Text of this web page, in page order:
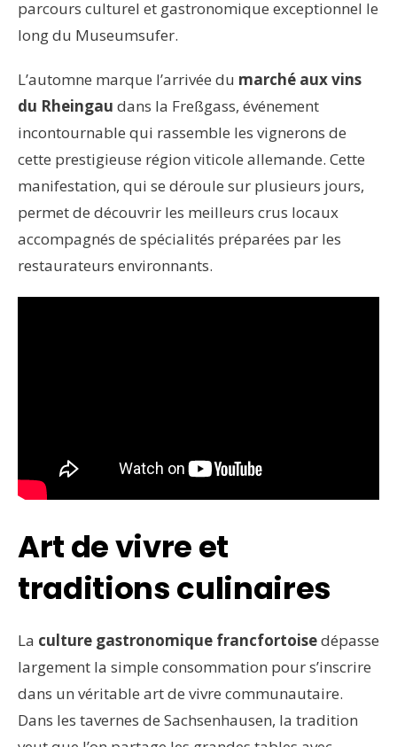
parcours culturel et gastronomique exceptionnel le
long du Museumsufer.
L’automne marque l’arrivée du marché aux vins
du Rheingau dans la Freßgass, événement
incontournable qui rassemble les vignerons de
cette prestigieuse région viticole allemande. Cette
manifestation, qui se déroule sur plusieurs jours,
permet de découvrir les meilleurs crus locaux
accompagnés de spécialités préparées par les
restaurateurs environnants.
Art de vivre et
traditions culinaires
La culture gastronomique francfortoisedépasse
largement la simple consommation pour s’inscrire
dans un véritable art de vivre communautaire.
Dans les tavernes de Sachsenhausen, la tradition